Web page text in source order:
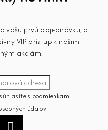
vašu prvú objednávku, a
VIP prístup k našim
akciám.
s podmienkami
údajov